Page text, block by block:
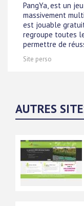
PangYa, est un
massivement
est jouable
regroupe toutes
permettre de
Site perso
AUTRES